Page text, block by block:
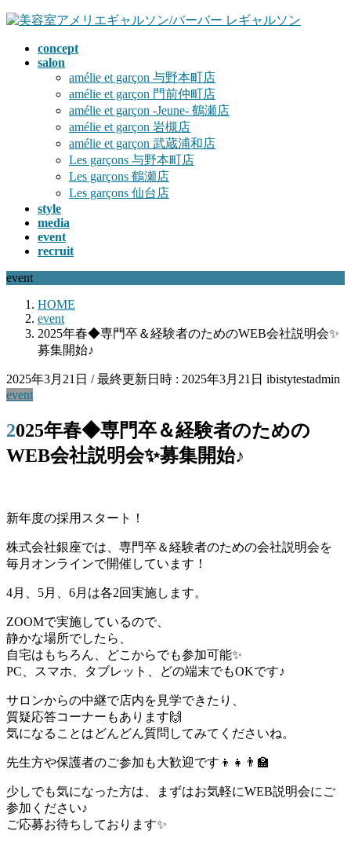
コ
ナ
concept
salon
amélie et garçon 与野本町店
amélie et garçon 門前仲町店
amélie et garçon -Jeune- 鶴瀬店
amélie et garçon 岩槻店
amélie et garçon 武蔵浦和店
Les garçons 与野本町店
Les garçons 鶴瀬店
Les garçons 仙台店
style
media
event
recruit
event
HOME
event
2025年春◆専門卒＆経験者のためのWEB会社説明会✨
募集開始♪
2025年3月21日 / 最終更新日時 : 2025年3月21日 ibistytestadmin
event
2025年春◆専門卒＆経験者のための
WEB会社説明会✨募集開始♪
新年度の採用スタート！
株式会社銀座では、専門卒＆経験者のための会社説明会を
毎月オンラインで開催しています！
4月、5月、6月は各2回実施します。
ZOOMで実施しているので、
静かな場所でしたら、
自宅はもちろん、どこからでも参加可能✨
PC、スマホ、タブレット、どの端末でもOKです♪
サロンからの中継で店内を見学できたり、
質疑応答コーナーもあります🙌
気になることはどんどん質問してみてくださいね。
先生方や保護者のご参加も大歓迎です👦👧👨‍🏫
少しでも気になった方は、まずはお気軽にWEB説明会にご
参加ください♪
ご応募お待ちしております✨